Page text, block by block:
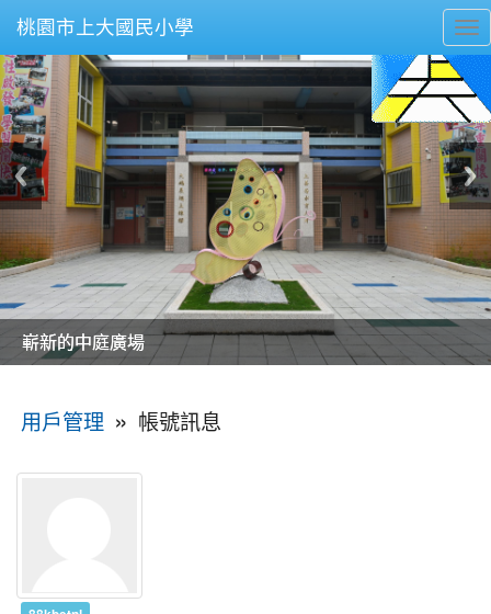
桃園市上大國民小學
美麗的操場是我們活力的來源
美麗的操場是我們活力的來源
煥然一新的小司令台
煥然一新的小司令台
富含桃園埤塘田園風光意象的中廊
富含桃園埤塘田園風光意象的中廊
嶄新的中庭廣場
嶄新的中庭廣場
水生池生生不息
水生池生生不息
用戶管理 » 帳號訊息